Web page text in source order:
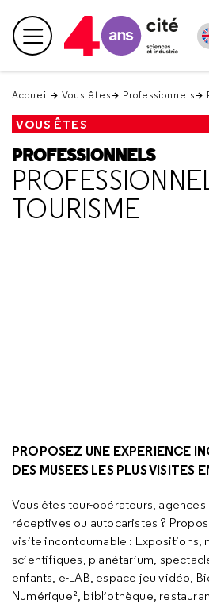
en
haut Menu principal
Accueil Vous êtes Professionnels
VOUS ÊTES
PROFESSIONNELS
TOURISME
PROPOSEZ UNE EXPERIENCE
DES MUSEES LES PLUS VISITES
Vous êtes tour-opérateurs,
réceptives ou autocaristes ?
visite incontournable : Expositions,
scientifiques, planétarium,
enfants, e-LAB, espace jeu vidéo,
Numérique², bibliothèque,